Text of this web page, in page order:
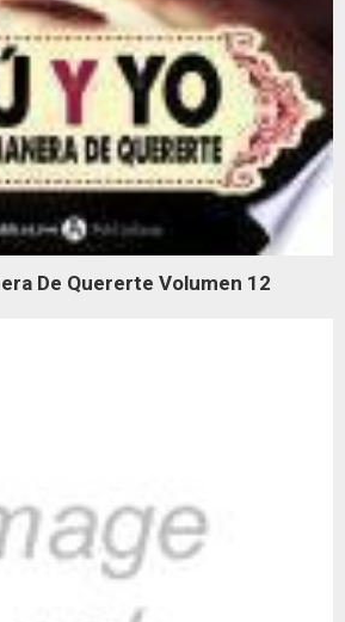
De Quererte Volumen 12